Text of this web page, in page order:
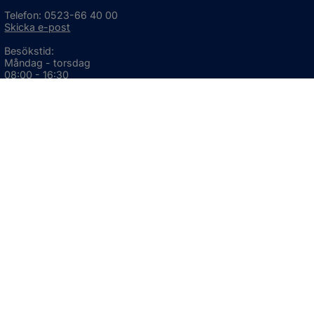
Telefon: 0523-66 40 00
Skicka e-post
Besökstid:
Måndag - torsdag
08:00 - 16:30